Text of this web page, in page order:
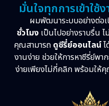
มั่นใจทุกการเข้าใช้
ผมพัฒนาระบบอย่างต่อเ
ชั่วโมงเป็นไปอย่างราบรื่น
คุณสามารถ ดูซีรี่ย์ออนไลน์
งานง่าย ช่วยให้การหาซีรี่ย์พา
ง่ายเพียงไม่กี่คลิก พร้อมให้